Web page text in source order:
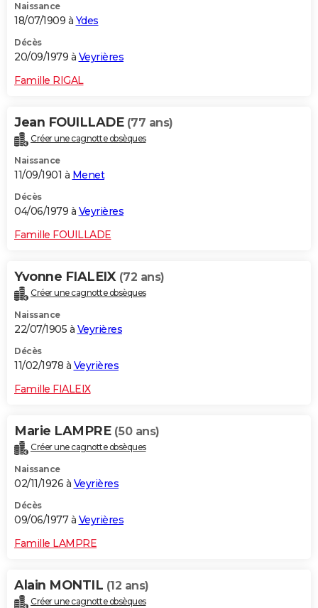
Naissance
18/07/1909 à Ydes
Décès
20/09/1979 à Veyrières
Famille RIGAL
Jean FOUILLADE (77 ans)
Créer une cagnotte obsèques
Naissance
11/09/1901 à Menet
Décès
04/06/1979 à Veyrières
Famille FOUILLADE
Yvonne FIALEIX (72 ans)
Créer une cagnotte obsèques
Naissance
22/07/1905 à Veyrières
Décès
11/02/1978 à Veyrières
Famille FIALEIX
Marie LAMPRE (50 ans)
Créer une cagnotte obsèques
Naissance
02/11/1926 à Veyrières
Décès
09/06/1977 à Veyrières
Famille LAMPRE
Alain MONTIL (12 ans)
Créer une cagnotte obsèques